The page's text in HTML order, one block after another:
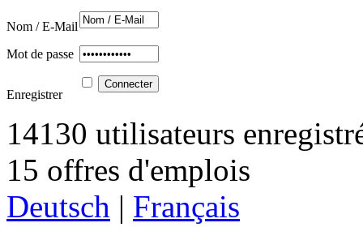
Nom / E-Mail
Mot de passe
Enregistrer
14130 utilisateurs
15 offres d'emplois
Deutsch | Français